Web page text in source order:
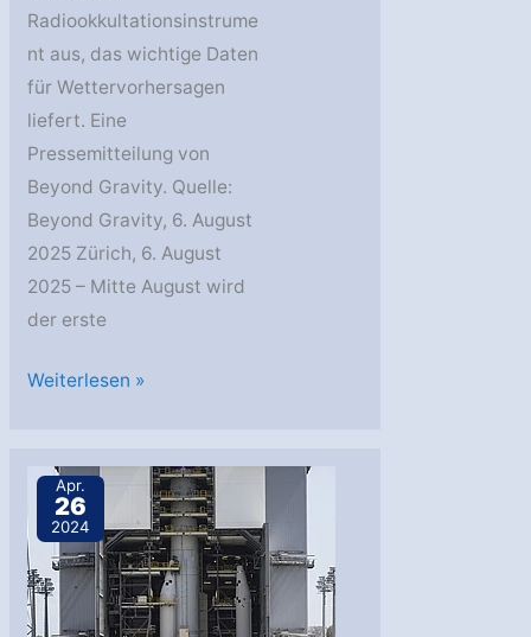
Radiookkultationsinstrume
nt aus, das wichtige Daten
für Wettervorhersagen
liefert. Eine
Pressemitteilung von
Beyond Gravity. Quelle:
Beyond Gravity, 6. August
2025 Zürich, 6. August
2025 – Mitte August wird
der erste
Beyond
Europas
neue
Wettersatelliten
mit
fortschrittlichen
Weiterlesen »
Apr.
26
2024